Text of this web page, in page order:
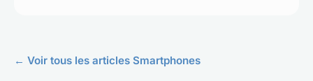
← Voir tous les articles Smartphones